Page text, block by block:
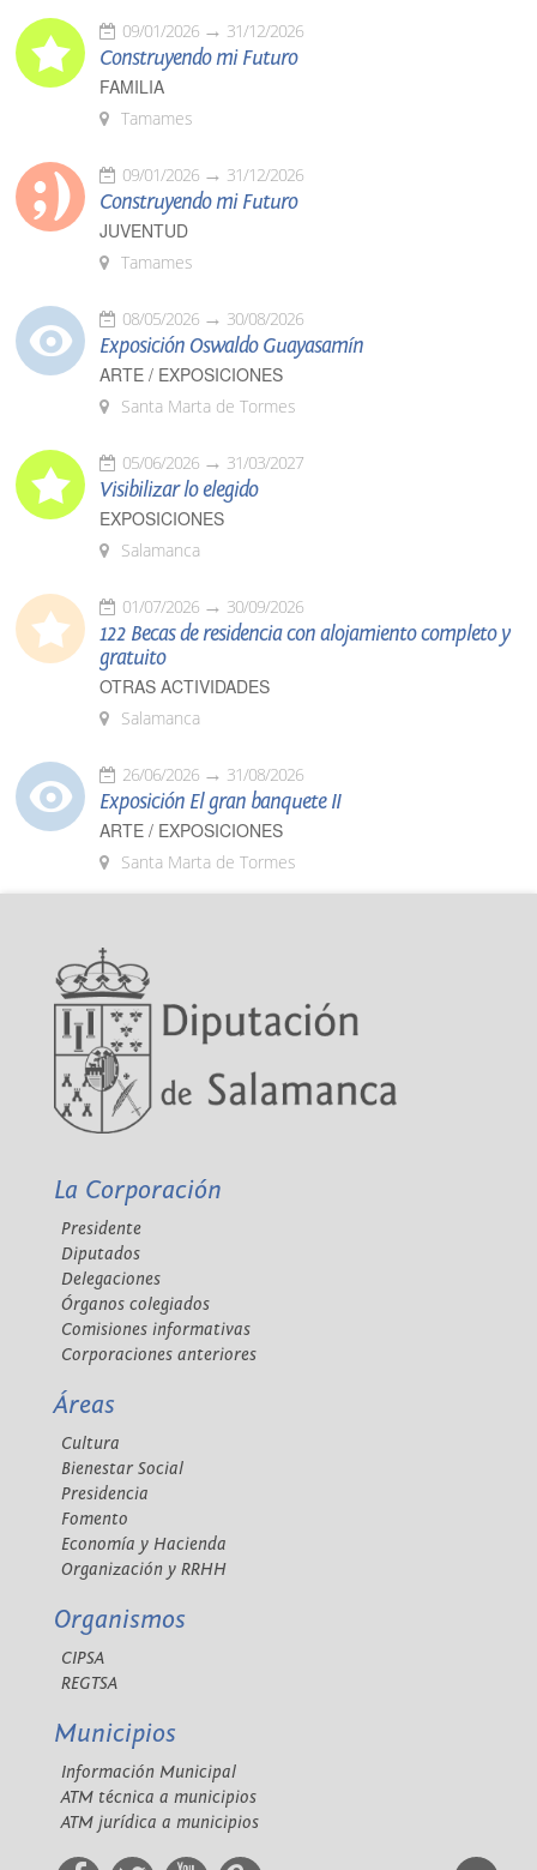
09/01/2026 31/12/2026
Construyendo mi Futuro
FAMILIA
Tamames
09/01/2026 31/12/2026
Construyendo mi Futuro
JUVENTUD
Tamames
08/05/2026 30/08/2026
Exposición Oswaldo Guayasamín
ARTE / EXPOSICIONES
Santa Marta de Tormes
05/06/2026 31/03/2027
Visibilizar lo elegido
EXPOSICIONES
Salamanca
01/07/2026 30/09/2026
122 Becas de residencia con alojamiento completo y
gratuito
OTRAS ACTIVIDADES
Salamanca
26/06/2026 31/08/2026
Exposición El gran banquete II
ARTE / EXPOSICIONES
Santa Marta de Tormes
La Corporación
Presidente
Diputados
Delegaciones
Órganos colegiados
Comisiones informativas
Corporaciones anteriores
Áreas
Cultura
Bienestar Social
Presidencia
Fomento
Economía y Hacienda
Organización y RRHH
Organismos
CIPSA
REGTSA
Municipios
Información Municipal
ATM técnica a municipios
ATM jurídica a municipios